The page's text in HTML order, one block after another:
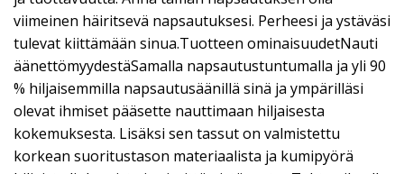
viimeinen häiritsevä napsautuksesi. Perheesi ja ystäväsi
tulevat kiittämään sinua.Tuotteen ominaisuudetNauti
äänettömyydestäSamalla napsautustuntumalla ja yli 90
% hiljaisemmilla napsautusäänillä sinä ja ympärilläsi
olevat ihmiset pääsette nauttimaan hiljaisesta
kokemuksesta. Lisäksi sen tassut on valmistettu
korkean suoritustason materiaalista ja kumipyörä